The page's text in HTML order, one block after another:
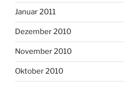
Januar 2011
Dezember 2010
November 2010
Oktober 2010